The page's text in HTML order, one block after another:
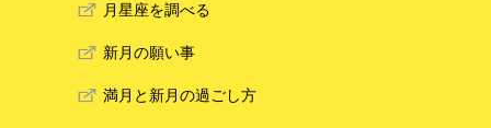
月星座を調べる
新月の願い事
満月と新月の過ごし方